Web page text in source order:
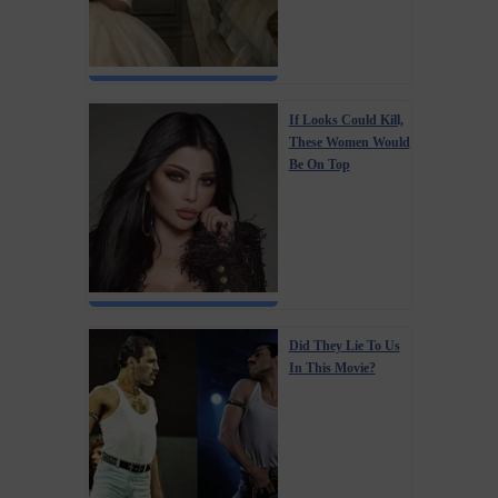
If Looks Could Kill,
These Women Would
Be On Top
Did They Lie To Us
In This Movie?